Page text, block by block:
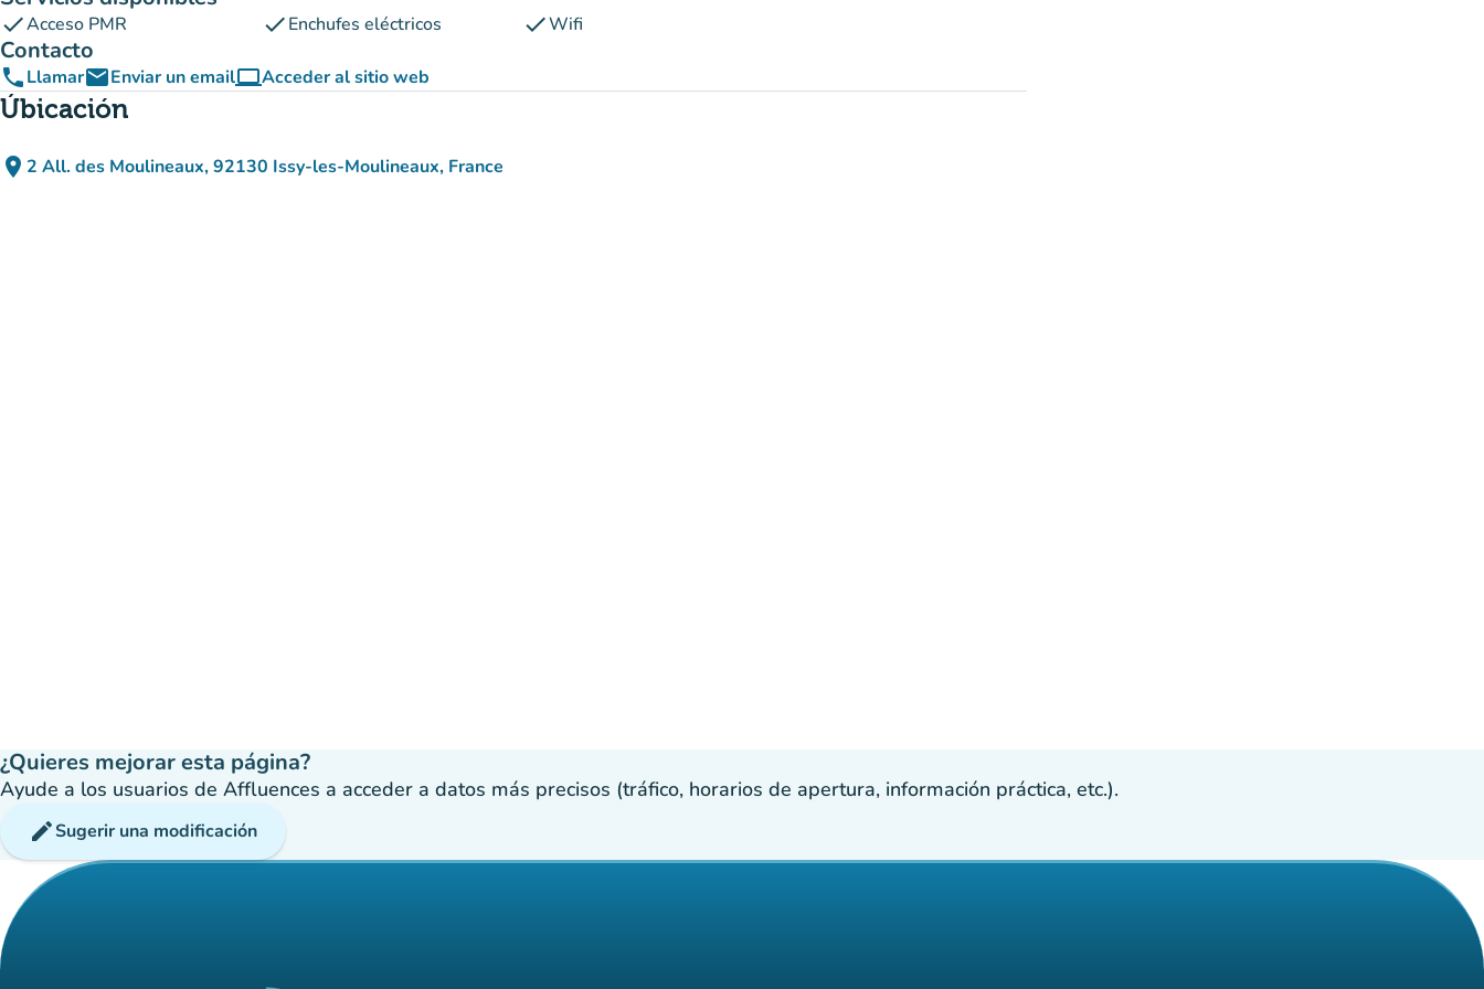
checkAcceso PMR checkEnchufes eléctricos checkWifi
Contacto
phoneLlamaremailEnviar un emailcomputerAcceder al sitio web
(nueva pestaña)
Úbicación
place 2 All. des Moulineaux, 92130 Issy-les-Moulineaux, France
(abrir en Google Maps)
(nueva pestaña)
¿Quieres mejorar esta página?
Ayude a los usuarios de Affluences a acceder a datos más precisos (tráfico, horarios de apertura, información práctica, etc.).
editSugerir una modificación